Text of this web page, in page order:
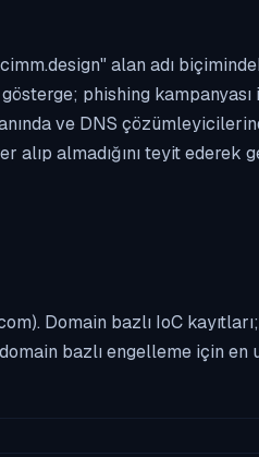
alan adı
phishing
ve DNS
alıp almadığını teyit
Domain bazlı IoC
bazlı engelleme için en